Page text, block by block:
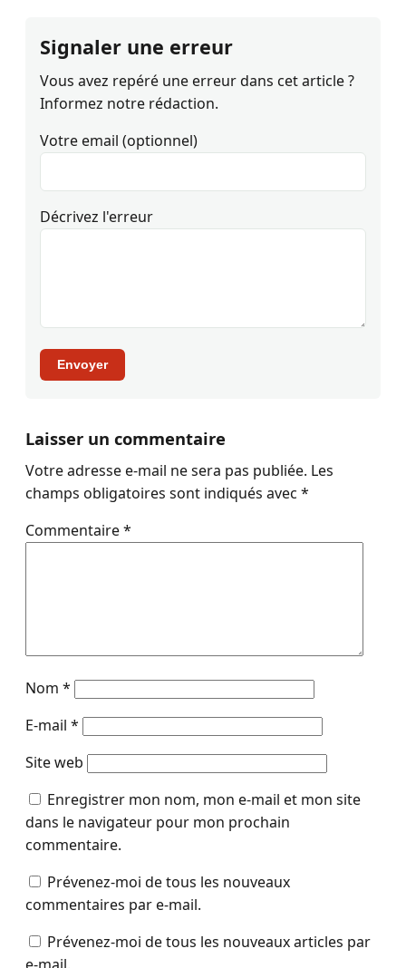
Signaler une erreur
Vous avez repéré une erreur dans cet article ?
Informez notre rédaction.
Votre email (optionnel)
Décrivez l'erreur
Envoyer
Laisser un commentaire
Votre adresse e-mail ne sera pas publiée. Les
champs obligatoires sont indiqués avec *
Commentaire*
Nom *
E-mail *
Site web
Enregistrer mon nom, mon e-mail et mon site
dans le navigateur pour mon prochain
commentaire.
Prévenez-moi de tous les nouveaux
commentaires par e-mail.
Prévenez-moi de tous les nouveaux articles par